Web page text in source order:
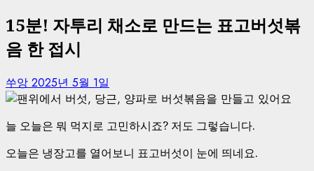
15분! 자투리 채소로 만드는 표고버섯볶
음 한 접시
쑤앙 2025년 5월 1일
늘 오늘은 뭐 먹지로 고민하시죠? 저도 그렇습니다.
오늘은 냉장고를 열어보니 표고버섯이 눈에 띄네요.